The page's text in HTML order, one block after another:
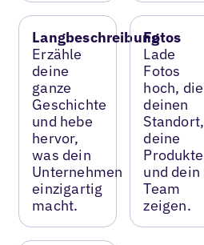
Langbeschreibung
Erzähle
deine
ganze
Geschichte
und hebe
hervor,
was dein
Unternehmen
einzigartig
macht.
Fotos
Lade
Fotos
hoch, die
deinen
Standort,
deine
Produkte
und dein
Team
zeigen.